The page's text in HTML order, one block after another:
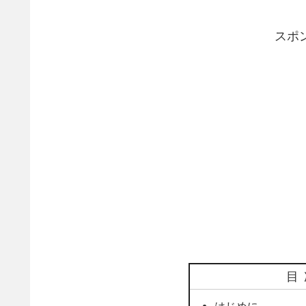
スポ
目